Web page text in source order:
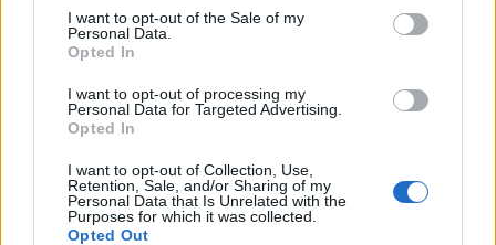
consent section.
I want to opt-out of the Sale of my
Personal Data.
Opted In
I want to opt-out of processing my
Personal Data for Targeted Advertising.
Opted In
I want to opt-out of Collection, Use,
Retention, Sale, and/or Sharing of my
Personal Data that Is Unrelated with the
Purposes for which it was collected.
Opted Out